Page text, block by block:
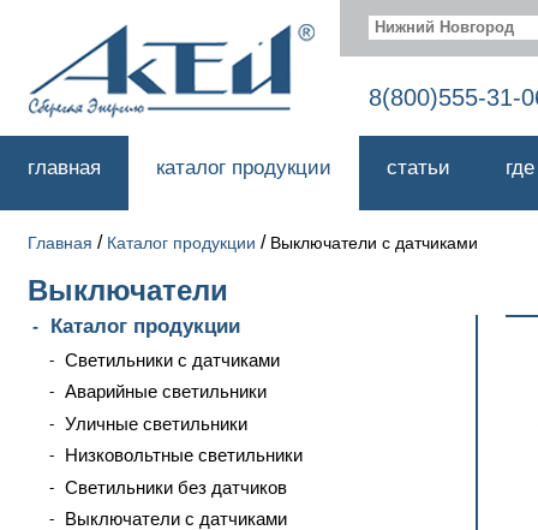
Нижний Новгород
8(800)555-31-
главная каталог продукции статьи
Главная / Каталог продукции / Выключатели с датчиками
Выключатели
Каталог продукции
Светильники с датчиками
Аварийные светильники
Уличные светильники
Низковольтные светильники
Светильники без датчиков
Выключатели с датчиками